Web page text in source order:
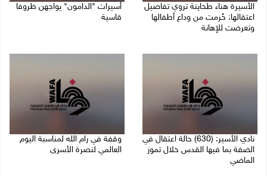
الأسيرة هناء طحاينة تروي تفاصيل
اعتقالها: حُرمت من وداع أطفالها
وتعرضت للإهانة
أسيرات "الدامون" يواجهن ظروفا
قاسية
نادي الأسير: (630) حالة اعتقال في
الضفة بما فيها القدس خلال تموز
الماضي
وقفة في رام الله لمناسبة اليوم
العالمي لنصرة الأسرى